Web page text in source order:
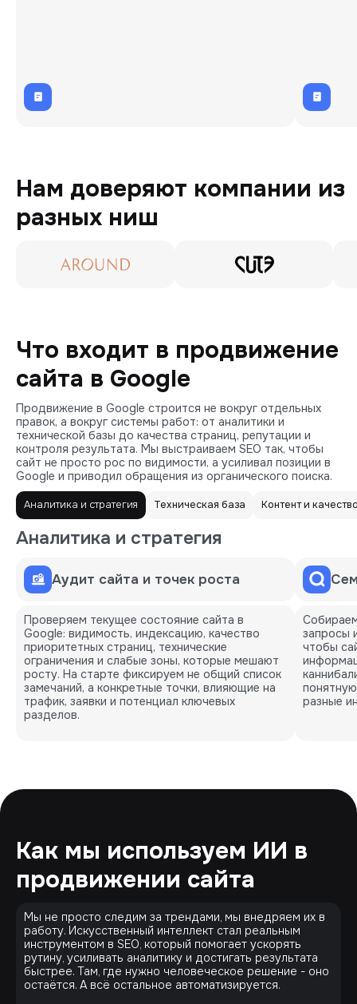
Нам доверяют компании из
разных ниш
Что входит в продвижение
сайта в Google
Продвижение в Google строится не вокруг отдельных
правок, а вокруг системы работ: от аналитики и
технической базы до качества страниц, репутации и
контроля результата. Мы выстраиваем SEO так, чтобы
сайт не просто рос по видимости, а усиливал позиции в
Google и приводил обращения из органического поиска.
Аналитика и стратегия Техническая база Контент и
Аналитика и стратегия
Аудит сайта и точек роста
Проверяем текущее состояние сайта в
Google: видимость, индексацию, качество
приоритетных страниц, технические
ограничения и слабые зоны, которые мешают
росту. На старте фиксируем не общий список
замечаний, а конкретные точки, влияющие на
трафик, заявки и потенциал ключевых
разделов.
запросы
чтобы
разные
Как мы используем ИИ в
продвижении сайта
Мы не просто следим за трендами, мы внедряем их в
работу. Искусственный интеллект стал реальным
инструментом в SEO, который помогает ускорять
рутину, усиливать аналитику и достигать результата
быстрее. Там, где нужно человеческое решение - оно
остаётся. А всё остальное автоматизируется.